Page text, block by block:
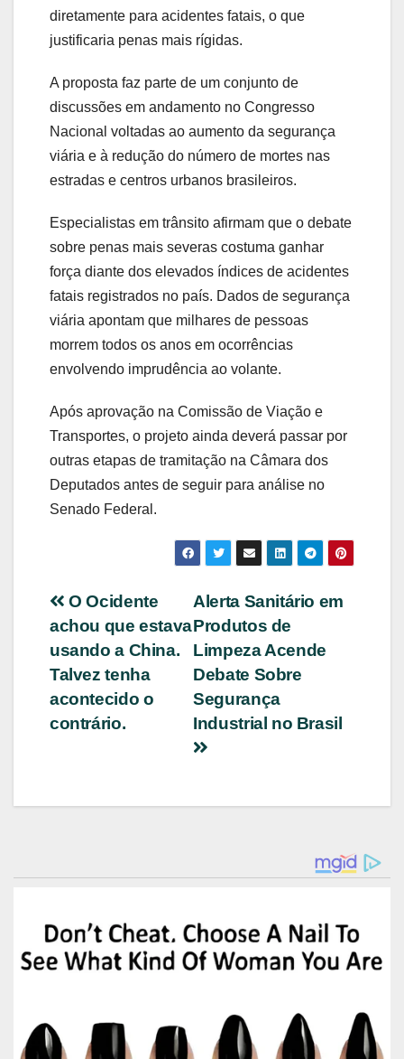
diretamente para acidentes fatais, o que
justificaria penas mais rígidas.
A proposta faz parte de um conjunto de
discussões em andamento no Congresso
Nacional voltadas ao aumento da segurança
viária e à redução do número de mortes nas
estradas e centros urbanos brasileiros.
Especialistas em trânsito afirmam que o debate
sobre penas mais severas costuma ganhar
força diante dos elevados índices de acidentes
fatais registrados no país. Dados de segurança
viária apontam que milhares de pessoas
morrem todos os anos em ocorrências
envolvendo imprudência ao volante.
Após aprovação na Comissão de Viação e
Transportes, o projeto ainda deverá passar por
outras etapas de tramitação na Câmara dos
Deputados antes de seguir para análise no
Senado Federal.
Navegação
de
Post
Alerta Sanitário em
Produtos de
Limpeza Acende
Debate Sobre
Segurança
Industrial no Brasil
O Ocidente
achou que estava
usando a China.
Talvez tenha
acontecido o
contrário.